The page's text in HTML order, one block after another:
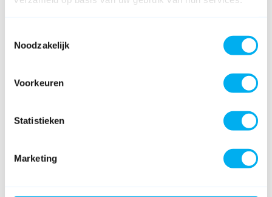
Noodzakelijk
Voorkeuren
Statistieken
Marketing